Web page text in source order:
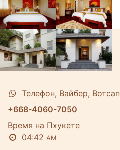
Телефон, Вайбер, Вотсап
+668-4060-7050
Время на Пхукете
04:42 AM